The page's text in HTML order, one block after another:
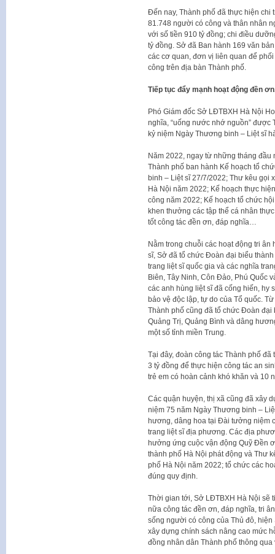
Đến nay, Thành phố đã thực hiện chi
81.748 người có công và thân nhân
với số tiền 910 tỷ đồng; chi điều
tỷ đồng. Sở đã Ban hành 169 văn
các cơ quan, đơn vị liên quan để
công trên địa bàn Thành phố.
Tiếp tục đẩy mạnh hoạt động đền
Phó Giám đốc Sở LĐTBXH Hà Nội
nghĩa, “uống nước nhớ nguồn” được
kỷ niệm Ngày Thương binh – Liệt sĩ
Năm 2022, ngay từ những tháng
Thành phố ban hành Kế hoạch tổ
binh – Liệt sĩ 27/7/2022; Thư kêu gọi
Hà Nội năm 2022; Kế hoạch thực
công năm 2022; Kế hoạch tổ chức
khen thưởng các tập thể cá nhân
tốt công tác đền ơn, đáp nghĩa…
Nằm trong chuỗi các hoạt động tri
sĩ, Sở đã tổ chức Đoàn đại biểu
trang liệt sĩ quốc gia và các nghĩa
Biên, Tây Ninh, Côn Đảo, Phú Quốc
các anh hùng liệt sĩ đã cống hiến, hy
bảo vệ độc lập, tự do của Tổ quốc.
Thành phố cũng đã tổ chức Đoàn đại
Quảng Trị, Quảng Bình và dâng
một số tỉnh miền Trung.
Tại đây, đoàn công tác Thành phố
3 tỷ đồng để thực hiện công tác an
trẻ em có hoàn cảnh khó khăn và 10
Các quận huyện, thị xã cũng đã xây
niệm 75 năm Ngày Thương binh –
hương, dâng hoa tại Đài tưởng niệm
trang liệt sĩ địa phương. Các địa
hưởng ứng cuộc vận động Quỹ Đền
thành phố Hà Nội phát động và Thư
phố Hà Nội năm 2022; tổ chức các
đúng quy định.
Thời gian tới, Sở LĐTBXH Hà Nội sẽ
nữa công tác đền ơn, đáp nghĩa, tri
sống người có công của Thủ đô,
xây dựng chính sách nâng cao mức
đồng nhân dân Thành phố thông qua